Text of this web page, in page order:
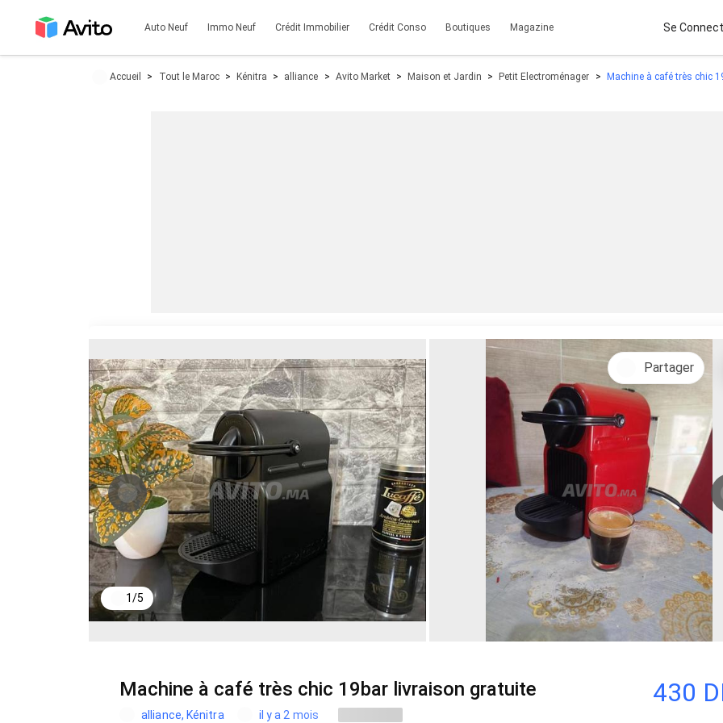
Auto Neuf Immo Neuf Crédit Immobilier Crédit Conso Boutiques Magazine Se
Accueil Tout le Maroc Kénitra alliance Avito Market Maison et Jardin Petit Electroménager Machine à café très chic
1/5
Partager
Machine à café très chic 19bar livraison gratuite
alliance, Kénitra il y a 2 mois
430